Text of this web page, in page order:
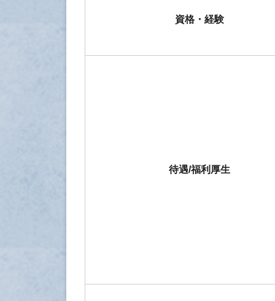
資格・経験
待遇/福利厚生